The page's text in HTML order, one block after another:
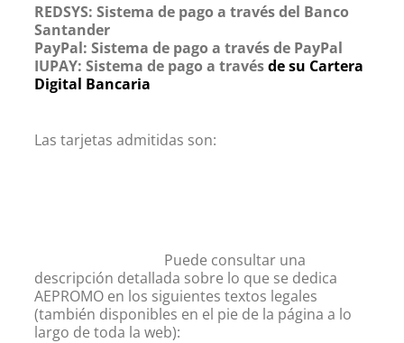
REDSYS: Sistema de pago a través del Banco
Santander
PayPal: Sistema de pago a través de PayPal
IUPAY: Sistema de pago a travésde su Cartera
Digital Bancaria
Las tarjetas admitidas son:
Puede consultar una
descripción detallada sobre lo que se dedica
AEPROMO en los siguientes textos legales
(también disponibles en el pie de la página a lo
largo de toda la web):